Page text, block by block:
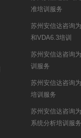
准培训服务
苏州安信达咨询
和VDA6.3培训
苏州安信达咨询
训服务
苏州安信达咨询
培训服务
苏州安信达咨询
系统分析培训服务